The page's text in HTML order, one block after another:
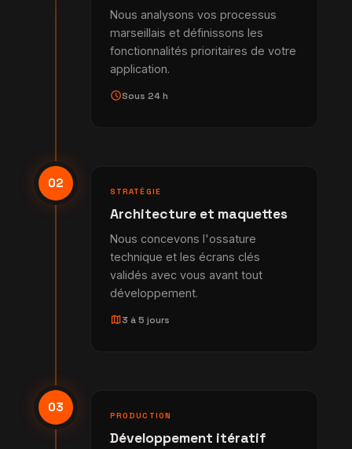
Nous analysons vos processus
marseillais et définissons les
fonctionnalités prioritaires de votre
application.
scheduleSous 24 h
02
STRATÉGIE
Architecture et maquettes
Nous concevons l'ossature
technique et les écrans clés
validés avec vous avant tout
développement.
map3 à 5 jours
03
PRODUCTION
Développement itératif